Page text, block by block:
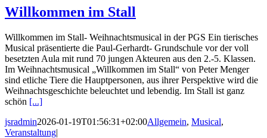
Willkommen im Stall
Willkommen im Stall- Weihnachtsmusical in der PGS Ein tierisches
Musical präsentierte die Paul-Gerhardt- Grundschule vor der voll
besetzten Aula mit rund 70 jungen Akteuren aus den 2.-5. Klassen.
Im Weihnachtsmusical „Willkommen im Stall“ von Peter Menger
sind etliche Tiere die Hauptpersonen, aus ihrer Perspektive wird die
Weihnachtsgeschichte beleuchtet und lebendig. Im Stall ist ganz
schön [...]
jsradmin2026-01-19T01:56:31+02:00Allgemein, Musical,
Veranstaltung|